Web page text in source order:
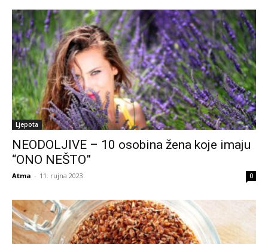
Ljepota
NEODOLJIVE – 10 osobina žena koje imaju
“ONO NEŠTO”
Atma - 11. rujna 2023. 0